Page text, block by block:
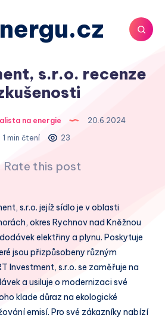
s.r.o. recenze
na energie
20.6.2024
1 min čtení
23
Rate this post
s.r.o. jejíž sídlo je v oblasti
okres Rychnov nad Kněžnou
elektřiny a plynu. Poskytuje
jsou přizpůsobeny různým
Investment, s.r.o. se zaměřuje na
a usiluje o modernizaci své
klade důraz na ekologické
emisí. Pro své zákazníky nabízí